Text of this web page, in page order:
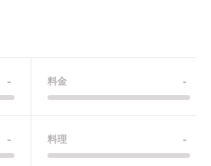
- 料金 -
- 料理 -